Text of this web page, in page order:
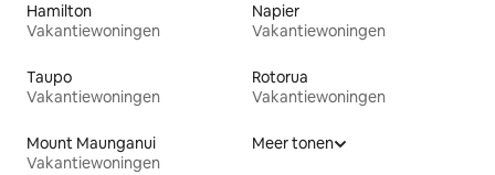
Hamilton
Vakantiewoningen
Napier
Vakantiewoningen
Taupo
Vakantiewoningen
Rotorua
Vakantiewoningen
Mount Maunganui
Vakantiewoningen
Meer tonen